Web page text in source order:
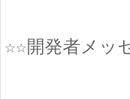
☆☆開発者メッ